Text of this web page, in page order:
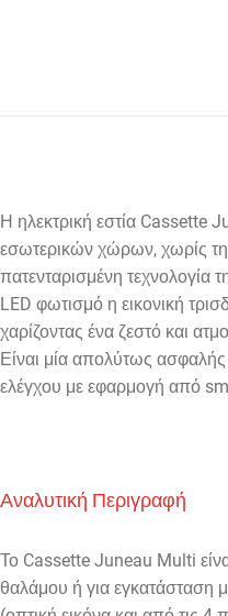
Η ηλεκτρική εστία Cassette
εσωτερικών χώρων, χωρίς
πατενταρισμένη
LED φωτισμό η εικονική
χαρίζοντας ένα ζεστό και
Είναι μία απολύτως ασφαλής
ελέγχου με εφαρμογή από
Αναλυτική Περιγραφή
Το Cassette Juneau Multi
θαλάμου ή για εγκατάσταση